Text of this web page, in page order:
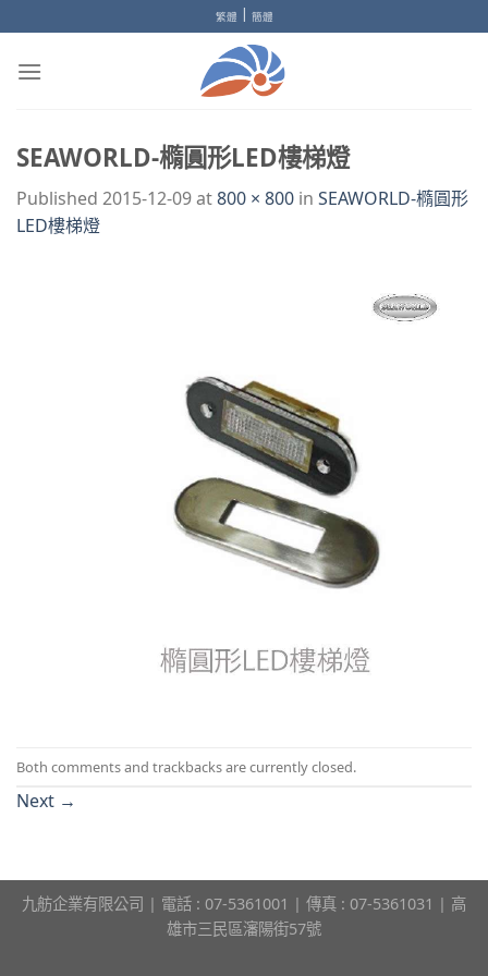
to
content
繁體 | 簡體
SEAWORLD-橢圓形LED樓梯燈
Published 2015-12-09at800 × 800 in SEAWORLD-橢圓形
LED樓梯燈
Both comments and trackbacks are currently closed.
Next →
九舫企業有限公司 | 電話 : 07-5361001 | 傳真 : 07-5361031 | 高
雄市三民區瀋陽街57號